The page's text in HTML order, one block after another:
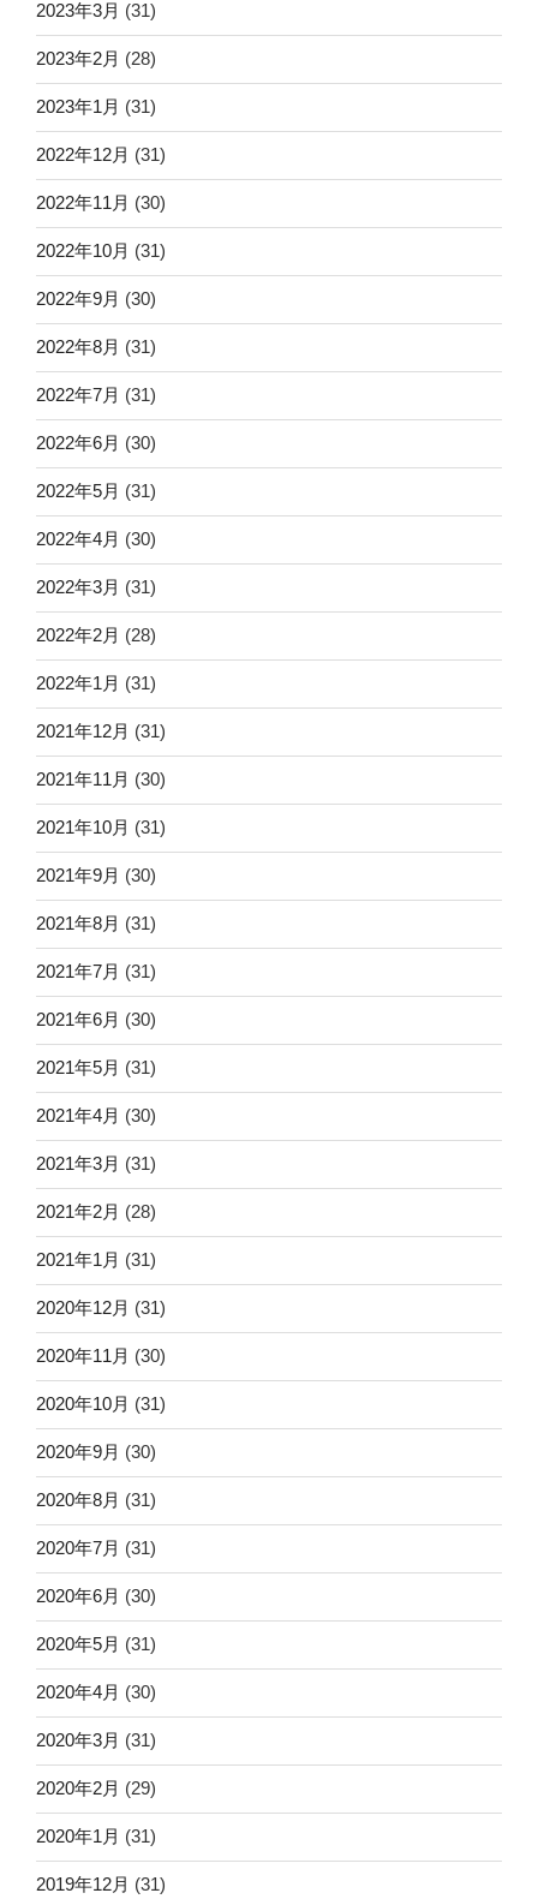
2023年3月 (31)
2023年2月 (28)
2023年1月 (31)
2022年12月 (31)
2022年11月 (30)
2022年10月 (31)
2022年9月 (30)
2022年8月 (31)
2022年7月 (31)
2022年6月 (30)
2022年5月 (31)
2022年4月 (30)
2022年3月 (31)
2022年2月 (28)
2022年1月 (31)
2021年12月 (31)
2021年11月 (30)
2021年10月 (31)
2021年9月 (30)
2021年8月 (31)
2021年7月 (31)
2021年6月 (30)
2021年5月 (31)
2021年4月 (30)
2021年3月 (31)
2021年2月 (28)
2021年1月 (31)
2020年12月 (31)
2020年11月 (30)
2020年10月 (31)
2020年9月 (30)
2020年8月 (31)
2020年7月 (31)
2020年6月 (30)
2020年5月 (31)
2020年4月 (30)
2020年3月 (31)
2020年2月 (29)
2020年1月 (31)
2019年12月 (31)